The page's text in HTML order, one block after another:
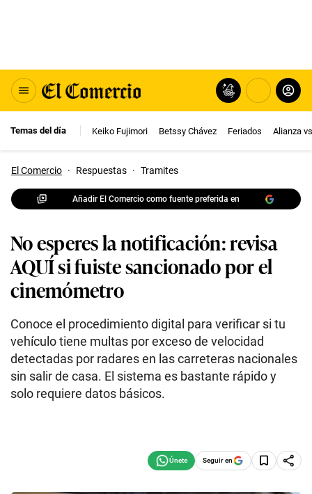
Temas del día Keiko Fujimori Betssy Chávez Feriados Alianza
El Comercio · Respuestas · Tramites
Añadir El Comercio como fuente preferida en
No esperes la notificación: revisa
AQUÍ si fuiste sancionado por el
cinemómetro
Conoce el procedimiento digital para verificar si tu
vehículo tiene multas por exceso de velocidad
detectadas por radares en las carreteras nacionales
sin salir de casa. El sistema es bastante rápido y
solo requiere datos básicos.
Seguir en